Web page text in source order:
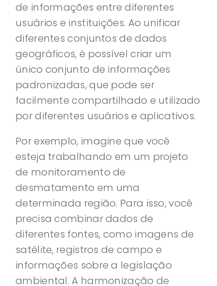
de informações entre diferentes
usuários e instituições. Ao unificar
diferentes conjuntos de dados
geográficos, é possível criar um
único conjunto de informações
padronizadas, que pode ser
facilmente compartilhado e utilizado
por diferentes usuários e aplicativos.
Por exemplo, imagine que você
esteja trabalhando em um projeto
de monitoramento de
desmatamento em uma
determinada região. Para isso, você
precisa combinar dados de
diferentes fontes, como imagens de
satélite, registros de campo e
informações sobre a legislação
ambiental. A harmonização de